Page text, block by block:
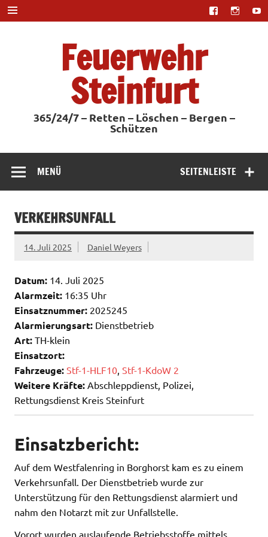
Zum
Inhalt
springen
Feuerwehr
Steinfurt
365/24/7 – Retten – Löschen – Bergen –
Schützen
SEITENLEISTE
MENÜ
VERKEHRSUNFALL
14. Juli 2025 Daniel Weyers
Datum: 14. Juli 2025
Alarmzeit: 16:35 Uhr
Einsatznummer: 2025245
Alarmierungsart: Dienstbetrieb
Art: TH-klein
Einsatzort:
Fahrzeuge: Stf-1-HLF10 Stf-1-KdoW 2
Weitere Kräfte: Abschleppdienst, Polizei,
Rettungsdienst Kreis Steinfurt
Einsatzbericht:
Auf dem Westfalenring in Borghorst kam es zu einem
Verkehrsunfall. Der Dienstbetrieb wurde zur
Unterstützung für den Rettungsdienst alarmiert und
nahm den Notarzt mit zur Unfallstelle.
Vorort wurden auslaufende Betriebsstoffe mittels